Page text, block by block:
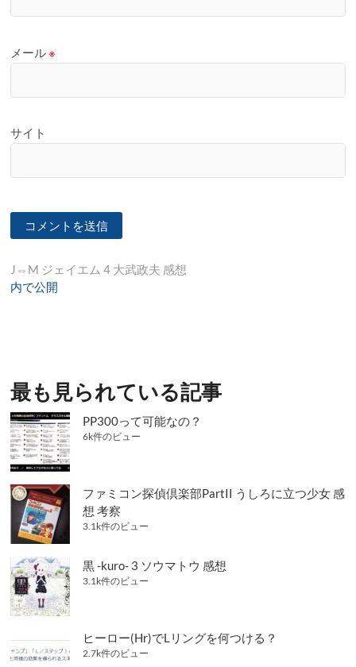
メール※
サイト
投
稿
ー
シ
ョ
ン
J⇔M ジェイエム 4 大武政夫 感想
内で公開
最も見られている記事
PP300って可能なの？
6k件のビュー
ファミコン探偵倶楽部PartII うしろに立つ少女 感
想 考察
3.1k件のビュー
黒 -kuro- 3 ソウマトウ 感想
3.1k件のビュー
ヒーロー(Hr)でLリングを何つける？
2.7k件のビュー